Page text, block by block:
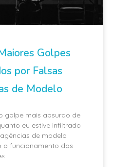
Golpes
por Falsas
de Modelo
golpe mais absurdo de
eu estive infiltrado
de modelo
o funcionamento dos